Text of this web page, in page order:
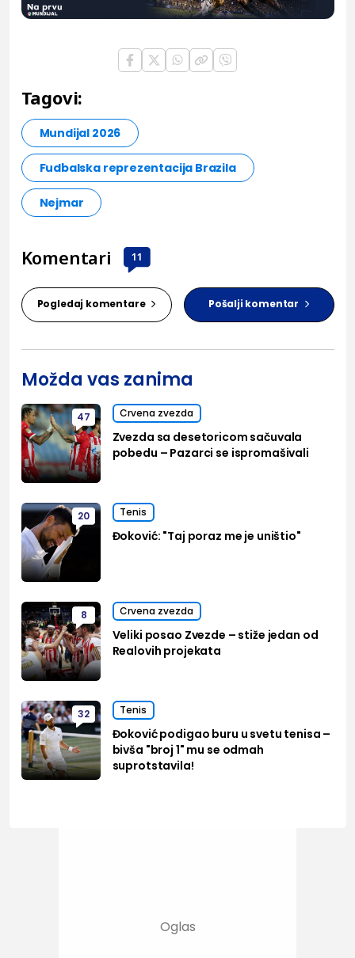
Tagovi:
Mundijal 2026
Fudbalska reprezentacija Brazila
Nejmar
Komentari 11
Pogledaj komentare Pošalji komentar
Možda vas zanima
47 Crvena zvezda
Zvezda sa desetoricom sačuvala
pobedu – Pazarci se ispromašivali
20 Tenis
Đoković: "Taj poraz me je uništio"
8 Crvena zvezda
Veliki posao Zvezde – stiže jedan od
Realovih projekata
32 Tenis
Đoković podigao buru u svetu tenisa –
bivša "broj 1" mu se odmah
suprotstavila!